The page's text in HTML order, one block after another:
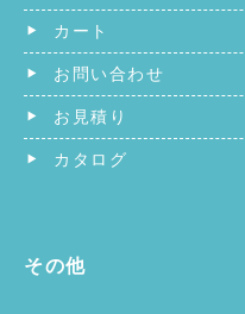
カート
お問い合わせ
お見積り
カタログ
その他